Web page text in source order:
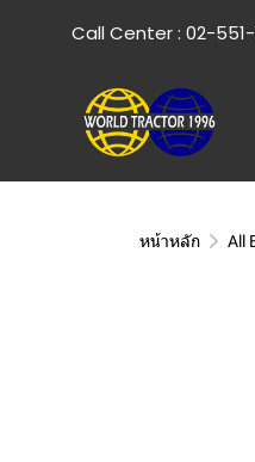
Call Center : 02-551-
หน้าหลัก All